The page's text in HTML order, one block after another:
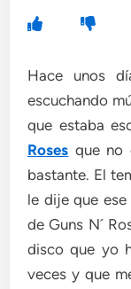
Hace unos
escuchando
que estaba
Roses que no
bastante. El
le dije que
de Guns N´
disco que yo
veces y que